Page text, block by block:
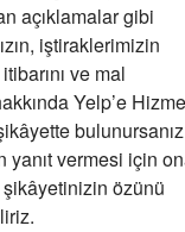
açıklamalar gibi
iştiraklerimizin
ve mal
Yelp’e
bulunursanız
yanıt vermesi için
özünü